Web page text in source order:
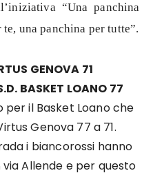
“Una panchina
te, una panchina per tutte”.
GENOVA 71
BASKET LOANO 77
per il Basket Loano che
Genova 77 a 71.
i biancorossi hanno
Allende e per questo